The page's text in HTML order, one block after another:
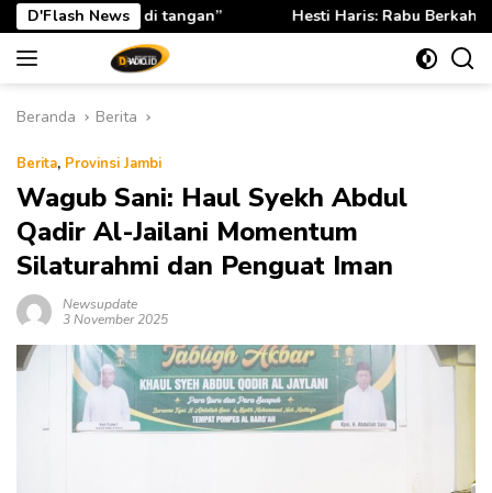
Langsung
ke
konten
D'Flash News
Hesti Haris: Rabu Berkah TP PKK Provinsi Jambi
Beranda Berita
Berita, Provinsi Jambi
Wagub Sani: Haul Syekh Abdul
Qadir Al-Jailani Momentum
Silaturahmi dan Penguat Iman
Newsupdate
3 November 2025